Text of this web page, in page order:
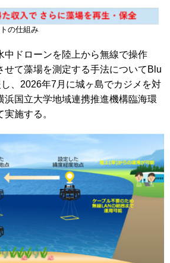
の仕組み
ドローンを陸上から無線で操作
せて藻場を測定する手法についてBlu
、2026年7月に城ヶ島でカジメを対
浜国立大学地域連携推進機構臨海環
施する。